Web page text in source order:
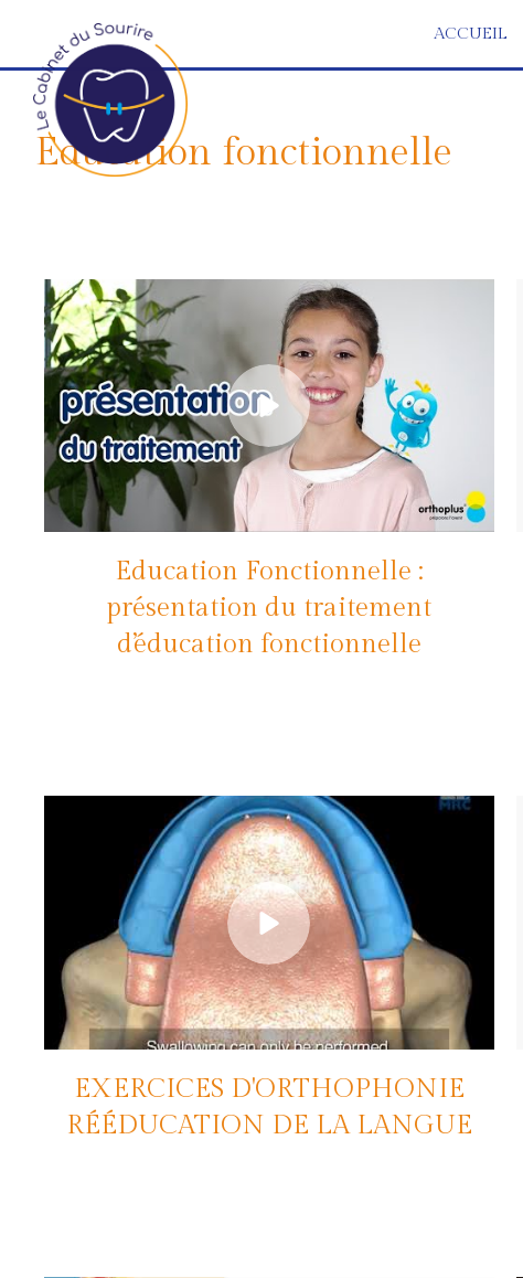
ACCUEIL
Education fonctionnelle
Education Fonctionnelle :
présentation du traitement
d’éducation fonctionnelle
EXERCICES D'ORTHOPHONIE
RÉÉDUCATION DE LA LANGUE